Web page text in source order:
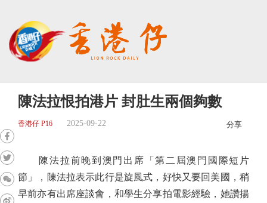
陳法拉恨拍港片 封肚生兩個夠數
香港仔 P16 2025-09-22 分享
陳法拉前晚到澳門出席「第二屆澳門國際短片
節」，陳法拉表示此行是旋風式，好快又要回美國，稍
早前亦有出席座談會，和學生分享拍電影經驗，她讚揚